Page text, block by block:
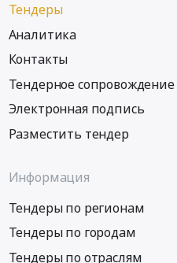
Тендеры
Аналитика
Контакты
Тендерное сопровождение
Электронная подпись
Разместить тендер
Информация
Тендеры по регионам
Тендеры по городам
Тендеры по отраслям